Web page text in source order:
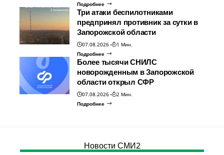
Подробнее
Три атаки беспилотниками
предпринял противник за сутки в
Запорожской области
07.08.2026
1 Мин.
Подробнее
Более тысячи СНИЛС
новорожденным в Запорожской
области открыл СФР
07.08.2026
2 Мин.
Подробнее
Новости СМИ2